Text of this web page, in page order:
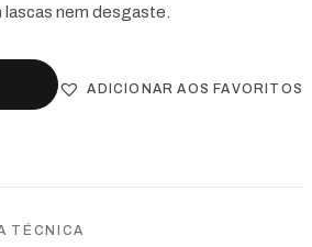
nem desgaste.
ADICIONAR AOS FAVORITOS
TÉCNICA